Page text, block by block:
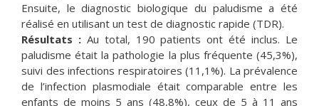
Ensuite, le diagnostic biologique du paludisme a été
réalisé en utilisant un test de diagnostic rapide (TDR).
Résultats :Au total, 190 patients ont été inclus. Le
paludisme était la pathologie la plus fréquente (45,3%),
suivi des infections respiratoires (11,1%). La prévalence
de l’infection plasmodiale était comparable entre les
enfants de moins 5 ans (48,8%), ceux de 5 à 11 ans